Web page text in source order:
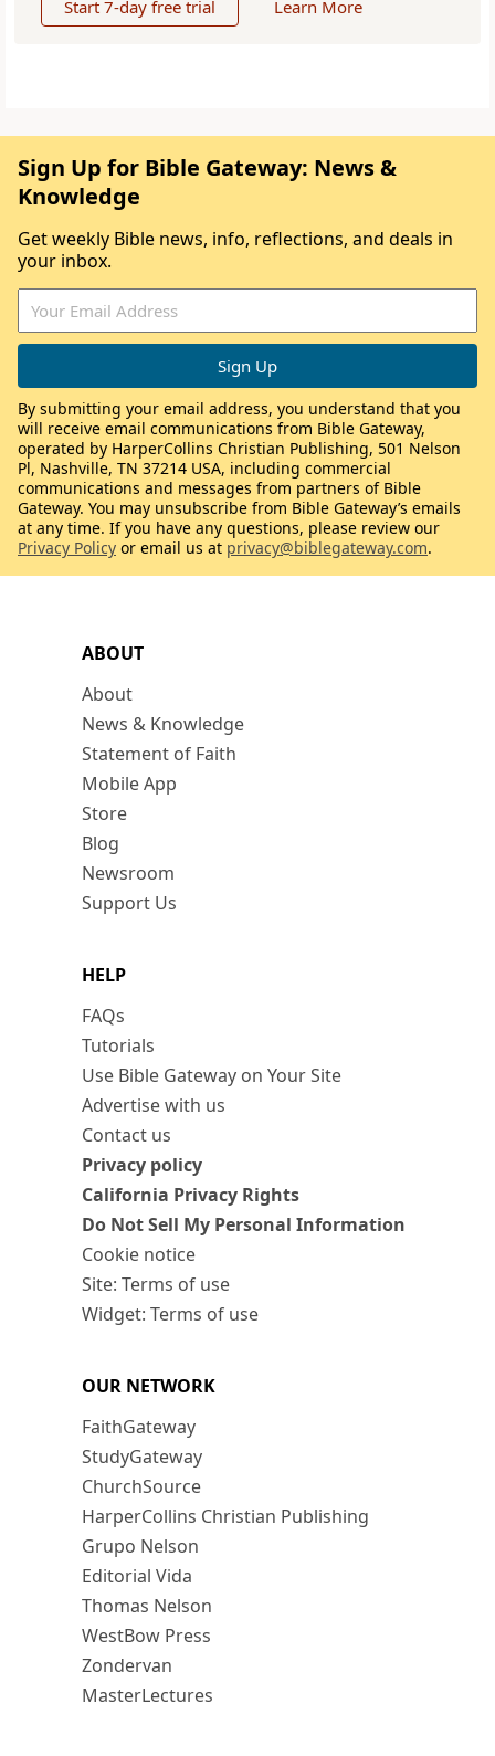
Start 7-day free trial Learn More
ABOUT
About
News & Knowledge
Statement of Faith
Mobile App
Store
Blog
Newsroom
Support Us
HELP
FAQs
Tutorials
Use Bible Gateway on Your Site
Advertise with us
Contact us
Privacy policy
California Privacy Rights
Do Not Sell My Personal Information
Cookie notice
Site: Terms of use
Widget: Terms of use
OUR NETWORK
FaithGateway
StudyGateway
ChurchSource
HarperCollins Christian Publishing
Grupo Nelson
Editorial Vida
Thomas Nelson
WestBow Press
Zondervan
MasterLectures
Sign Up for Bible Gateway: News &
Knowledge
Get weekly Bible news, info, reflections, and deals in
your inbox.
By submitting your email address, you understand that you
will receive email communications from Bible Gateway,
operated by HarperCollins Christian Publishing, 501 Nelson
Pl, Nashville, TN 37214 USA, including commercial
communications and messages from partners of Bible
Gateway. You may unsubscribe from Bible Gateway’s emails
at any time. If you have any questions, please review our
Privacy Policy or email us at privacy@biblegateway.com.